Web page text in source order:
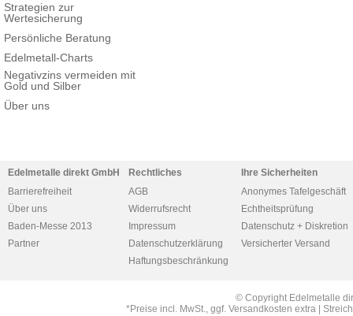
Strategien zur
Wertesicherung
Persönliche Beratung
Edelmetall-Charts
Negativzins vermeiden mit
Gold und Silber
Über uns
Edelmetalle direkt GmbH
Barrierefreiheit
Über uns
Baden-Messe 2013
Partner
Rechtliches
AGB
Widerrufsrecht
Impressum
Datenschutzerklärung
Haftungsbeschränkung
Ihre Sicherheiten
Anonymes Tafelgeschäft
Echtheitsprüfung
Datenschutz + Diskretion
Versicherter Versand
© Copyright Edelmetalle
*Preise incl. MwSt., ggf. Versandkosten extra |